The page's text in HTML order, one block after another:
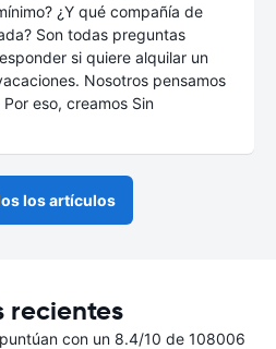
¿Y qué compañía de
Son todas preguntas
si quiere alquilar un
Nosotros pensamos
eso, creamos Sin
los artículos
recientes
con un 8.4/10 de 108006